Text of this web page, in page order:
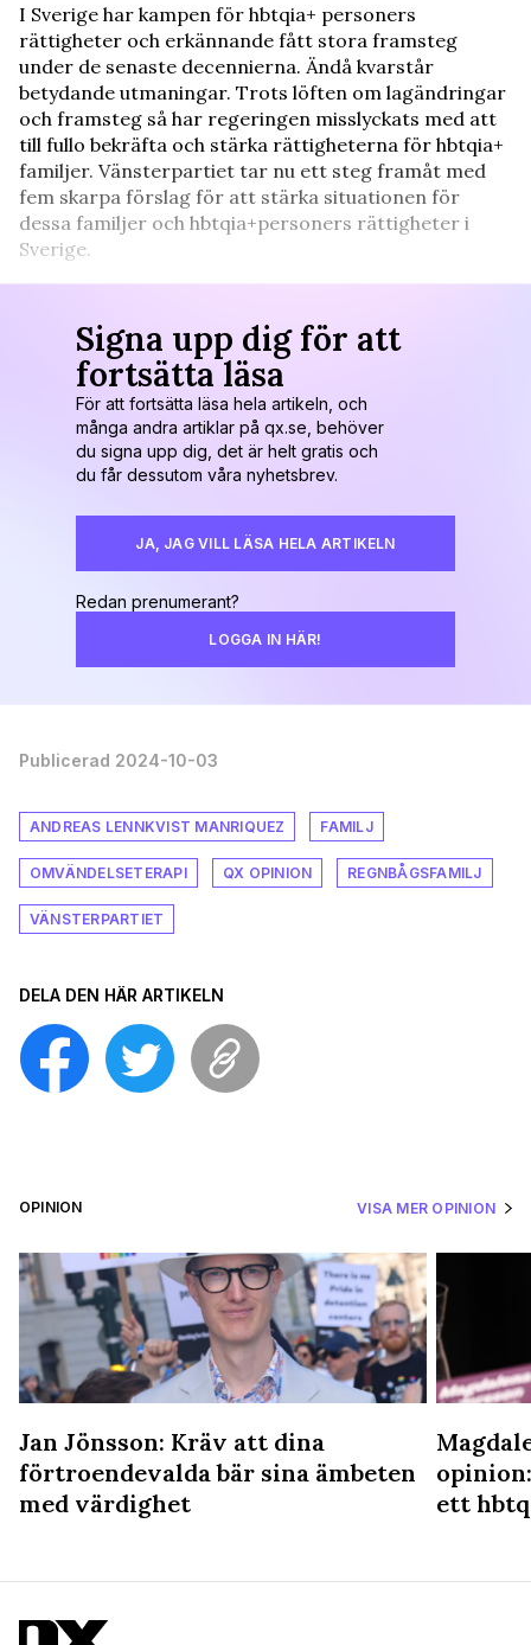
I Sverige har kampen för hbtqia+ personers
rättigheter och erkännande fått stora framsteg
under de senaste decennierna. Ändå kvarstår
betydande utmaningar. Trots löften om lagändringar
och framsteg så har regeringen misslyckats med att
till fullo bekräfta och stärka rättigheterna för hbtqia+
familjer. Vänsterpartiet tar nu ett steg framåt med
fem skarpa förslag för att stärka situationen för
dessa familjer och hbtqia+personers rättigheter i
Sverige.
Signa upp dig för att
fortsätta läsa
För att fortsätta läsa hela artikeln, och
många andra artiklar på qx.se, behöver
du signa upp dig, det är helt gratis och
du får dessutom våra nyhetsbrev.
JA, JAG VILL LÄSA HELA ARTIKELN
Redan prenumerant?
LOGGA IN HÄR!
Publicerad 2024-10-03
ANDREAS LENNKVIST MANRIQUEZ FAMILJ
OMVÄNDELSETERAPI QX OPINION REGNBÅGSFAMILJ
VÄNSTERPARTIET
DELA DEN HÄR ARTIKELN
OPINION VISA MER OPINION
Jan Jönsson: Kräv att dina
förtroendevalda bär sina ämbeten
med värdighet
ett